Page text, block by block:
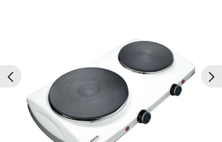
GROŽIO IR SVEIKATOS PREKĖS
BIURO ĮRANGA IR LAIDAI